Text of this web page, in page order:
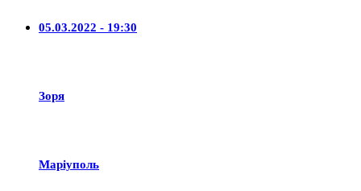
05.03.2022 - 19:30
Зоря
Маріуполь